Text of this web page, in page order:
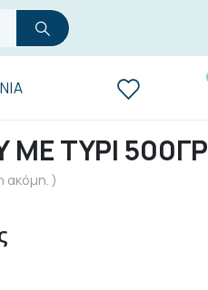
ΤΥΡΙ 500ΓΡ
ακόμη. )